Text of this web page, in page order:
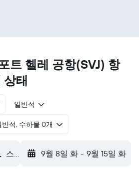
트 헬레 공항(SVJ) 항
상태
일반석
반석, 수하물 0개
스볼베르 에어포트 헬레 (SVJ) 9월 8일 화 - 9월 15일 화